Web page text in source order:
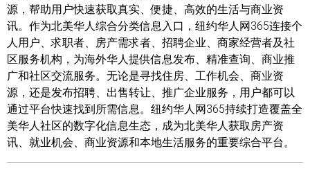
源，帮助用户快速获取真实、便捷、高效的生活与商业资
讯。作为北美华人综合分类信息入口，纽约华人网365连接个
人用户、求职者、房产需求者、招聘企业、商家经营者及社
区服务机构，为海外华人提供信息发布、精准查询、商业推
广和社区交流服务。无论是寻找住房、工作机会、商业资
源，还是发布招聘、出售转让、推广企业服务，用户都可以
通过平台快速找到所需信息。纽约华人网365持续打造覆盖全
美华人社区的数字化信息生态，成为北美华人获取房产资
讯、就业机会、商业资源和本地生活服务的重要综合平台。